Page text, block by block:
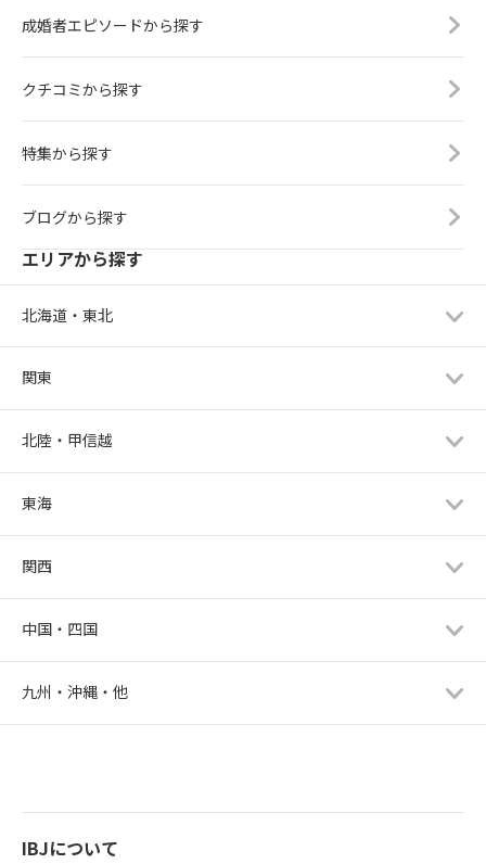
成婚者エピソードから探す
クチコミから探す
特集から探す
ブログから探す
エリアから探す
北海道・東北
関東
北陸・甲信越
東海
関西
中国・四国
九州・沖縄・他
IBJについて